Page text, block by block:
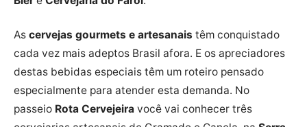
As cervejas gourmets e artesanais têm conquistado
cada vez mais adeptos Brasil afora. E os apreciadores
destas bebidas especiais têm um roteiro pensado
especialmente para atender esta demanda. No
passeio Rota Cervejeira você vai conhecer três